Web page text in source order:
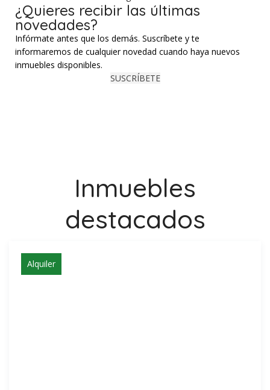
¿Quieres recibir las últimas
novedades?
Infórmate antes que los demás. Suscríbete y te
informaremos de cualquier novedad cuando haya nuevos
inmuebles disponibles.
SUSCRÍBETE
Inmuebles
destacados
Alquiler